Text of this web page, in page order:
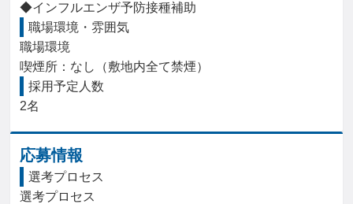
◆インフルエンザ予防接種補助
職場環境・雰囲気
職場環境
喫煙所：なし（敷地内全て禁煙）
採用予定人数
2名
応募情報
選考プロセス
選考プロセス